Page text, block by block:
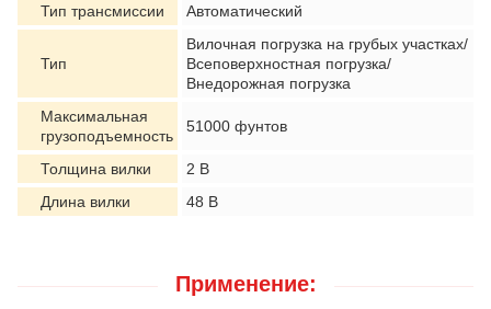
Тип трансмиссии Автоматический
Тип
Вилочная погрузка на грубых участках/
Всеповерхностная погрузка/
Внедорожная погрузка
Максимальная
грузоподъемность
51000 фунтов
Толщина вилки
2 В
Длина вилки
48 В
Применение: